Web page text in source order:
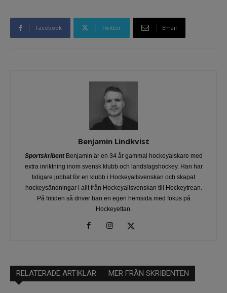
Facebook Twitter Email
Benjamin Lindkvist
SportskribentBenjamin är en 34 år gammal hockeyälskare med
extra inriktning inom svensk klubb och landslagshockey. Han har
tidigare jobbat för en klubb i Hockeyallsvenskan och skapat
hockeysändningar i allt från Hockeyallsvenskan till Hockeytrean.
På fritiden så driver han en egen hemsida med fokus på
Hockeyettan.
RELATERADE ARTIKLAR MER FRÅN SKRIBENTEN